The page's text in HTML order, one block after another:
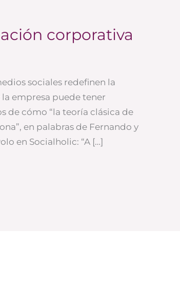
corporativa
sociales redefinen la
empresa puede tener
de cómo “la teoría clásica de
en palabras de Fernando y
en Socialholic: “A […]